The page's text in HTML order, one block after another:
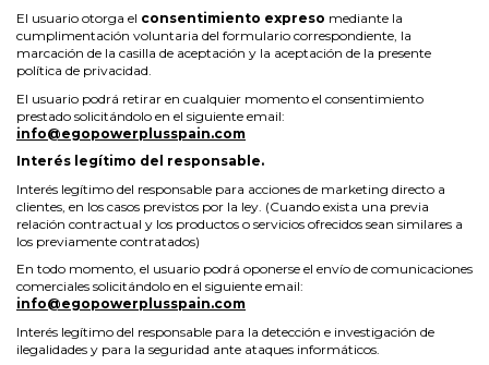
El usuario otorga el consentimiento expreso mediante la
cumplimentación voluntaria del formulario correspondiente, la
marcación de la casilla de aceptación y la aceptación de la presente
política de privacidad.
El usuario podrá retirar en cualquier momento el consentimiento
prestado solicitándolo en el siguiente email:
info@egopowerplusspain.com
Interés legítimo del responsable.
Interés legítimo del responsable para acciones de marketing directo a
clientes, en los casos previstos por la ley. (Cuando exista una previa
relación contractual y los productos o servicios ofrecidos sean similares a
los previamente contratados)
En todo momento, el usuario podrá oponerse el envío de comunicaciones
comerciales solicitándolo en el siguiente email:
info@egopowerplusspain.com
Interés legítimo del responsable para la detección e investigación de
ilegalidades y para la seguridad ante ataques informáticos.